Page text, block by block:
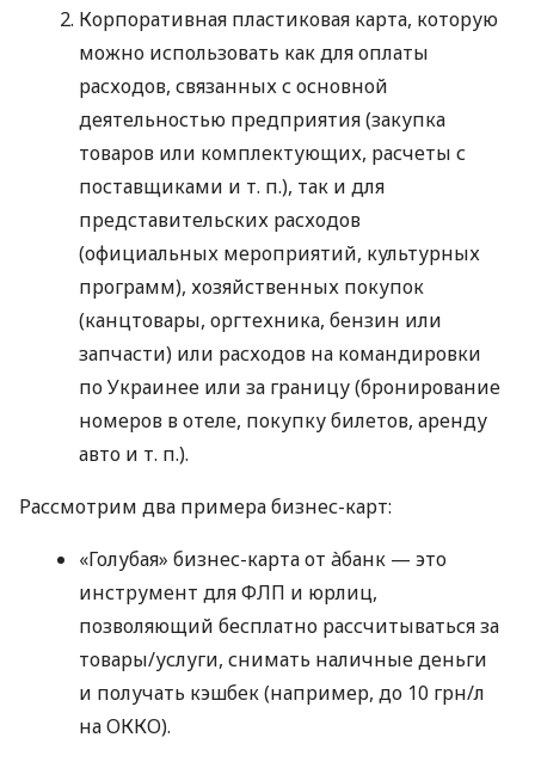
Корпоративная пластиковая карта, которую
можно использовать как для оплаты
расходов, связанных с основной
деятельностью предприятия (закупка
товаров или комплектующих, расчеты с
поставщиками и т. п.), так и для
представительских расходов
(официальных мероприятий, культурных
программ), хозяйственных покупок
(канцтовары, оргтехника, бензин или
запчасти) или расходов на командировки
по Украинее или за границу (бронирование
номеров в отеле, покупку билетов, аренду
авто и т. п.).
Рассмотрим два примера бизнес-карт:
«Голубая» бизнес-карта от àбанк — это
инструмент для ФЛП и юрлиц,
позволяющий бесплатно рассчитываться за
товары/услуги, снимать наличные деньги
и получать кэшбек (например, до 10 грн/л
на ОККО).